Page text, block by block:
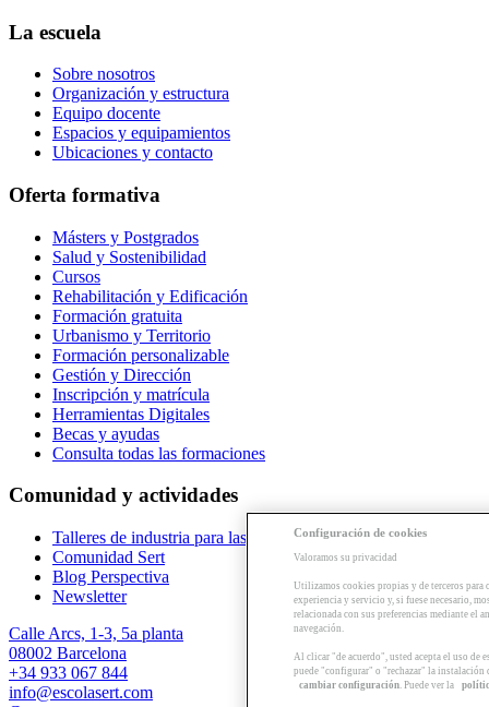
La escuela
Sobre nosotros
Organización y estructura
Equipo docente
Espacios y equipamientos
Ubicaciones y contacto
Oferta formativa
Másters y Postgrados
Salud y Sostenibilidad
Cursos
Rehabilitación y Edificación
Formación gratuita
Urbanismo y Territorio
Formación personalizable
Gestión y Dirección
Inscripción y matrícula
Herramientas Digitales
Becas y ayudas
Consulta todas las formaciones
Comunidad y actividades
Talleres de industria para las empresas
Comunidad Sert
Blog Perspectiva
Newsletter
Calle Arcs, 1-3, 5a planta
08002 Barcelona
+34 933 067 844
info@escolasert.com
Configuración de cookies
Valoramos su privacidad
Utilizamos cookies propias y de terceros para
experiencia y servicio y, si fuese necesario,
relacionada con sus preferencias mediante el
navegación.
Al clicar "de acuerdo", usted acepta el uso de
puede "configurar" o "rechazar" la instalación
cambiar configuración . Puede ver la